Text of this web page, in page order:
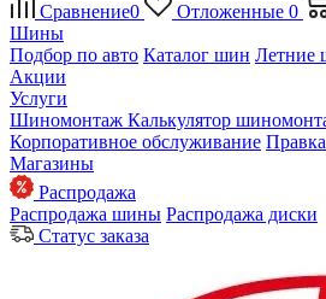
Сравнение0 Отложенные 0
Шины
Подбор по авто Каталог шин Летние
Акции
Услуги
Шиномонтаж Калькулятор
Корпоративное обслуживание
Магазины
Распродажа
Распродажа шины Распродажа диски
Статус заказа